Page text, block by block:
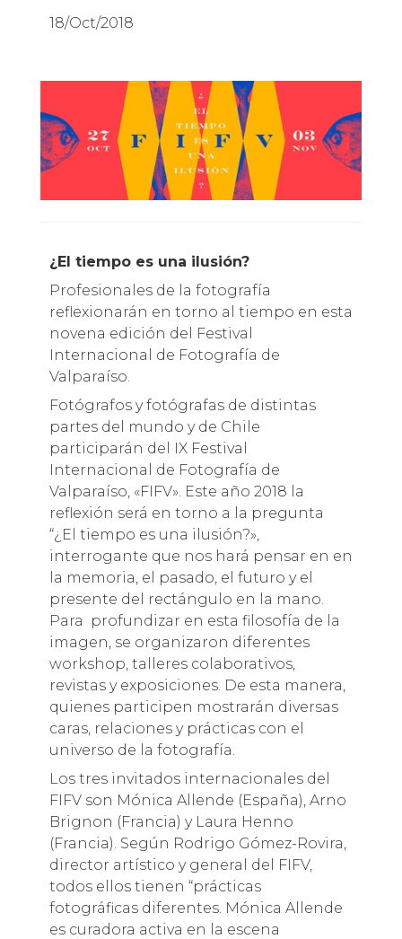
18/Oct/2018
¿El tiempo es una ilusión?
Profesionales de la fotografía
reflexionarán en torno al tiempo en esta
novena edición del Festival
Internacional de Fotografía de
Valparaíso.
Fotógrafos y fotógrafas de distintas
partes del mundo y de Chile
participarán del IX Festival
Internacional de Fotografía de
Valparaíso, «FIFV». Este año 2018 la
reflexión será en torno a la pregunta
“¿El tiempo es una ilusión?»,
interrogante que nos hará pensar en en
la memoria, el pasado, el futuro y el
presente del rectángulo en la mano.
Para profundizar en esta filosofía de la
imagen, se organizaron diferentes
workshop, talleres colaborativos,
revistas y exposiciones. De esta manera,
quienes participen mostrarán diversas
caras, relaciones y prácticas con el
universo de la fotografía.
Los tres invitados internacionales del
FIFV son Mónica Allende (España), Arno
Brignon (Francia) y Laura Henno
(Francia). Según Rodrigo Gómez-Rovira,
director artístico y general del FIFV,
todos ellos tienen “prácticas
fotográficas diferentes. Mónica Allende
es curadora activa en la escena